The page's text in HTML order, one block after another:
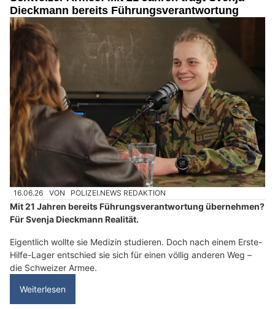
Dieckmann bereits Führungsverantwortung
16.06.26 VON POLIZEI.NEWS REDAKTION
Mit 21 Jahren bereits Führungsverantwortung übernehmen?
Für Svenja Dieckmann Realität.
Eigentlich wollte sie Medizin studieren. Doch nach einem Erste-
Hilfe-Lager entschied sie sich für einen völlig anderen Weg –
die Schweizer Armee.
Weiterlesen